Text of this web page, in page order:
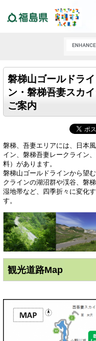
磐梯山ゴールドラ
ン・磐梯吾妻スカ
ご案内
磐梯、吾妻エリアには、日本
イン、磐梯吾妻レークライン
料）があります。
磐梯山ゴールドラインから望
クラインの湖沼群や渓谷、磐
湿地帯など、四季折々に変化
す。
観光道路Map